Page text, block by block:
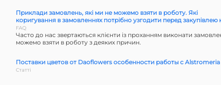
Приклади замовлень, які ми не можемо взяти в роботу. Які
коригування в замовленнях потрібно узгодити перед закупівлею
FAQ
Часто до нас звертаються клієнти із проханням виконати
можемо взяти в роботу з деяких причин.
Поставки цветов от Daoflowers особенности работы с Alstromeria
Статті